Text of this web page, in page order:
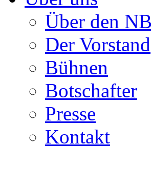
Über den
Der Vorstand
Bühnen
Botschafter
Presse
Kontakt